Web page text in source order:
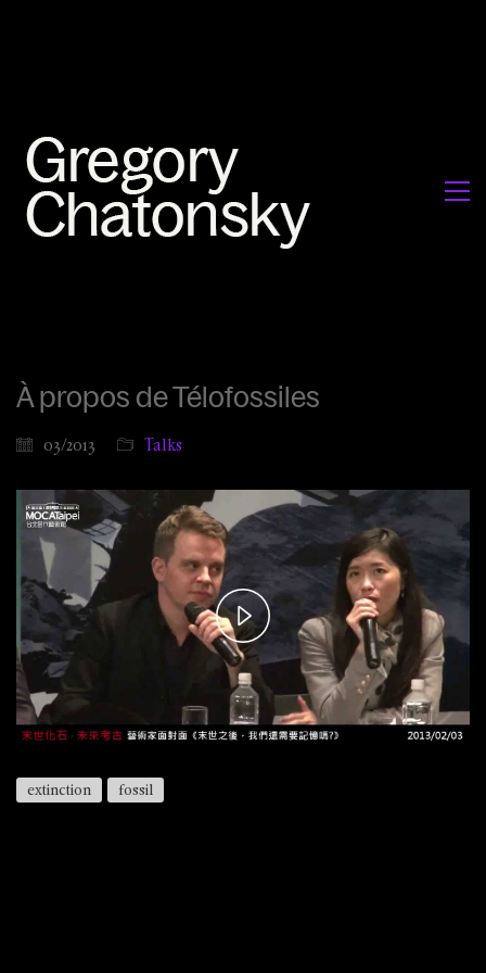
À propos de Télofossiles
03/2013 Talks
Play
Video
extinction fossil